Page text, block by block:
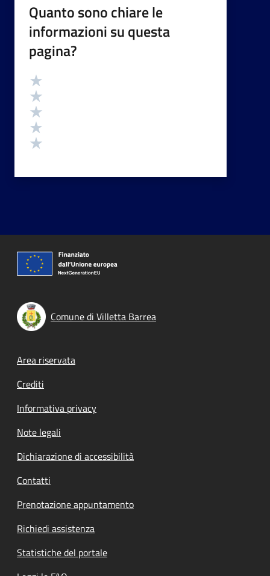
Quanto sono chiare le
informazioni su questa
pagina?
Valutazione
Comune di Villetta Barrea
Footer menu
Area riservata
Crediti
Informativa privacy
Note legali
Dichiarazione di accessibilità
Contatti
Prenotazione appuntamento
Richiedi assistenza
Statistiche del portale